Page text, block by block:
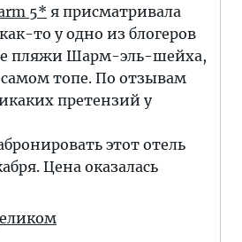
5* я присматривала
то у одно из блогеров
пляжи Шарм-эль-шейха,
самом топе. По отзывам
претензий у
этот отель
Цена оказалась